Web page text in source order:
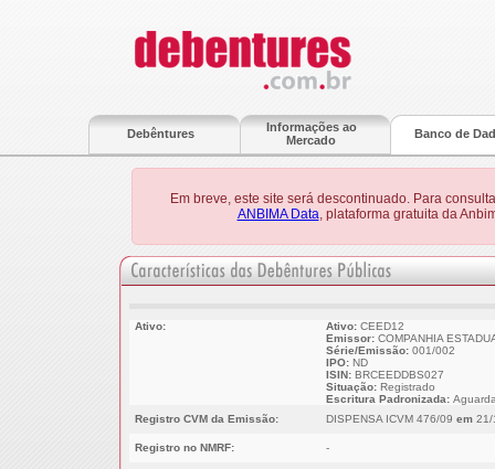
Debêntures
Informações ao
Mercado
Banco de
Em breve, este site será descontinuado. Para
ANBIMA Data, plataforma gratuita da
Ativo: Ativo:CEED12
Emissor:COMPANHIA
Série/Emissão:001/002
IPO: ND
ISIN:BRCEEDDBS027
Situação:Registrado
Escritura Padronizada:
Registro CVM da Emissão:
DISPENSA ICVM 476/09 em21/
Registro no NMRF: -